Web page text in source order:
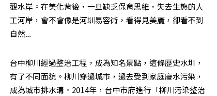
觀水岸。在美化背後，一旦缺乏保育思維，失去生態的人
工河岸，會不會像是河圳易容術，看得見美麗，卻看不到
自然...
台中柳川經過整治工程，成為知名景點，這條歷史水圳，
有了不同面貌。柳川穿過城市，過去受到家庭廢水污染，
成為城市排水溝。2014年，台中市府進行「柳川污染整治